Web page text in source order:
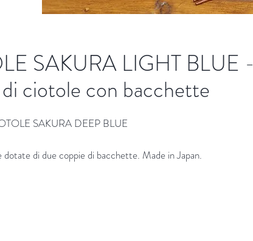
SAKURA LIGHT BLUE -
ciotole con bacchette
SAKURA DEEP BLUE
dotate di due coppie di bacchette. Made in Japan.